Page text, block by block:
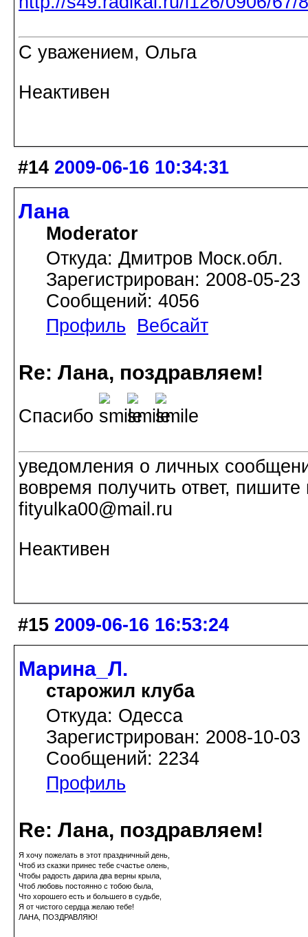
С уважением, Ольга
Неактивен
#14 2009-06-16 10:34:31
Лана
Moderator
Откуда: Дмитров Моск.обл.
Зарегистрирован: 2008-05-23
Сообщений: 4056
Профиль
Вебсайт
Re: Лана, поздравляем!
Спасибо
уведомления о личных
вовремя получить ответ,
fityulka00@mail.ru
Неактивен
#15 2009-06-16 16:53:24
Марина_Л.
старожил клуба
Откуда: Одесса
Зарегистрирован: 2008-10-03
Сообщений: 2234
Профиль
Re: Лана, поздравляем!
Я хочу пожелать в этот праздничный день,
Чтоб из сказки принес тебе счастье олень,
Чтобы радость дарила два верны крыла,
Чтоб любовь постоянно с тобою была,
Что хорошего есть и большего в судьбе,
Я от чистого сердца желаю тебе!
ЛАНА, ПОЗДРАВЛЯЮ!